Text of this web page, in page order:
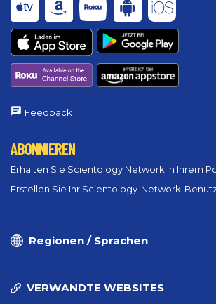
Feedback
ABONNIEREN
Erhalten Sie Scientology Network in Ihrem
Erstellen Sie Ihr Scientology-Network-
Regionen / Sprachen
VERWANDTE WEBSITES